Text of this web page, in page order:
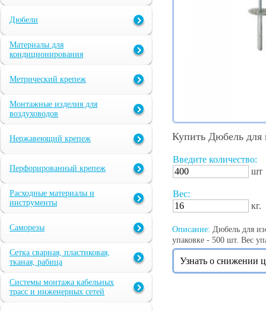
Дюбели
Материалы для
кондиционирования
Метрический крепеж
Монтажные изделия для
воздуховодов
Нержавеющий крепеж
Перфорированный крепеж
Расходные материалы и
инструменты
Саморезы
Сетка сварная, пластиковая,
тканая, рабица
Системы монтажа кабельных
трасс и инженерных сетей
Купить Дюбель для
Введите количество:
шт
Вес:
кг.
Описание: Дюбель для
упаковке - 500 шт. Вес
Узнать о снижении